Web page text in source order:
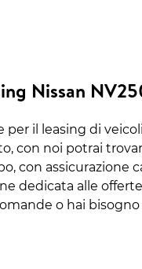
Nissan
il leasing di
con noi potrai
con assicurazione
dedicata alle
o hai